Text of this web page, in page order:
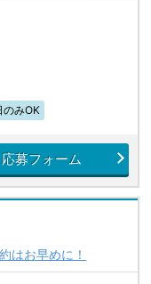
のみOK
応募フォーム
はお早めに！